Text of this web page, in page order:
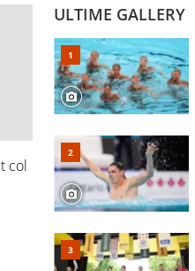
col
ULTIME GALLERY